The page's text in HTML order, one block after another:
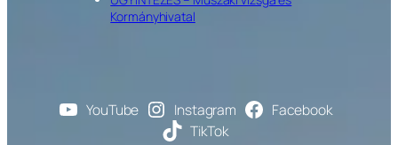
Kormányhivatal
YouTube Instagram
Facebook
TikTok